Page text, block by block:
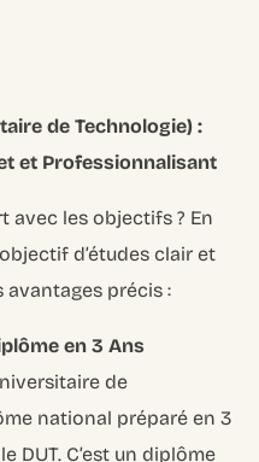
de Technologie) :
et Professionnalisant
avec les objectifs ? En
d’études clair et
précis :
en 3 Ans
de
national préparé en 3
DUT. C’est un diplôme